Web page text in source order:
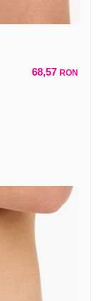
68,57 RON